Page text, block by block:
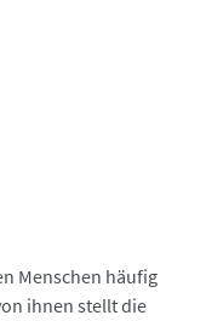
Menschen häufig
ihnen stellt die